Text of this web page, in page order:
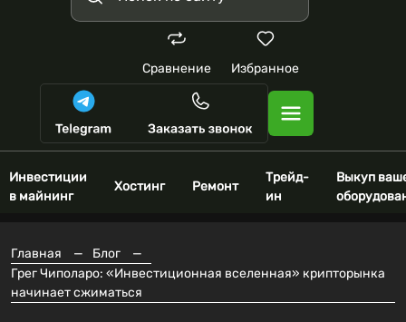
Сравнение Избранное
Инвестиции
в майнинг
Хостинг Ремонт
Трейд-
ин
Выкуп
Главная — Блог
—
Грег Чиполаро: «Инвестиционная вселенная» крипторынка
начинает сжиматься